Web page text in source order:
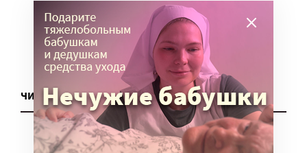
ЧИТАТЬ ЕЩЕ